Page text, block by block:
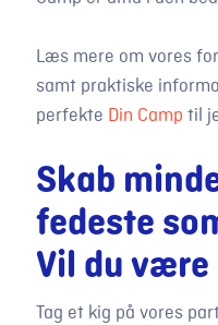
Læs mere om vores
samt praktiske
perfekte Din Camp til
Skab
fedeste
Vil du være
Tag et kig på vores